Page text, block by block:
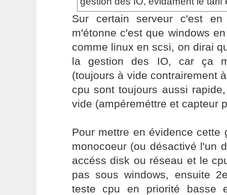
Sur certain serveur c'est
m'étonne c'est que windows
comme linux en scsi, on dirai
la gestion des IO, car ça
(toujours à vide contrairement
cpu sont toujours aussi
vide (ampéreméttre et capteur
Pour mettre en évidence cette
monocoeur (ou désactivé l'un
accéss disk ou réseau et le
pas sous windows, ensuite
teste cpu en priorité basse